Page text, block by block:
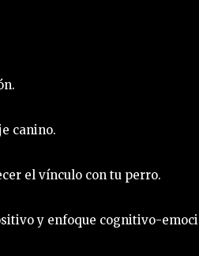
canino.
el vínculo con tu perro.
y enfoque cognitivo-